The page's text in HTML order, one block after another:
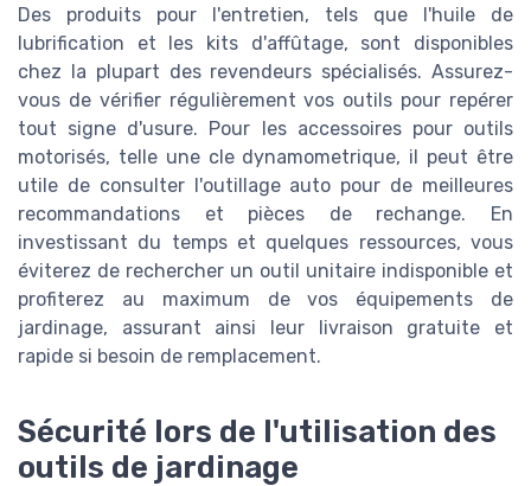
Des produits pour l'entretien, tels que l'huile de
lubrification et les kits d'affûtage, sont disponibles
chez la plupart des revendeurs spécialisés. Assurez-
vous de vérifier régulièrement vos outils pour repérer
tout signe d'usure. Pour les accessoires pour outils
motorisés, telle une cle dynamometrique, il peut être
utile de consulter l'outillage auto pour de meilleures
recommandations et pièces de rechange. En
investissant du temps et quelques ressources, vous
éviterez de rechercher un outil unitaire indisponible et
profiterez au maximum de vos équipements de
jardinage, assurant ainsi leur livraison gratuite et
rapide si besoin de remplacement.
Sécurité lors de l'utilisation des
outils de jardinage